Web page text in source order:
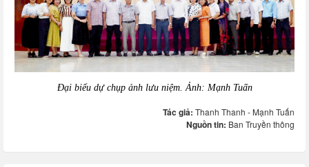
Đại biểu dự chụp ảnh lưu niệm. Ảnh: Mạnh Tuấn
Tác giả: Thanh Thanh - Mạnh Tuấn
Nguồn tin: Ban Truyền thông